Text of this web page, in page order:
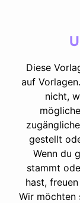
Diese
auf
nicht,
gestellt
Wenn du
stammt
hast,
Wir möchten